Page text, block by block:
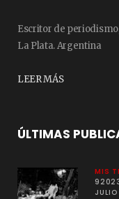
Escritor de
La Plata. Argentina
LEER MÁS
ÚLTIMAS
MIS